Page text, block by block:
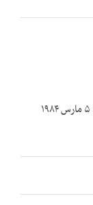
روایت‌کننده: آقای عبدالکریم لاهیجی تاریخ مصاحبه: ۵ مارس ۱۹۸۴